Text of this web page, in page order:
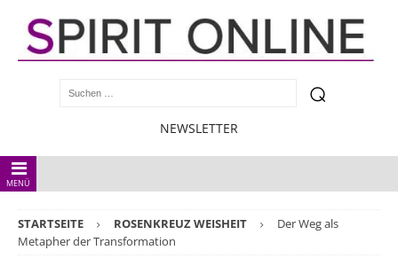
NEWSLETTER
MENÜ
STARTSEITE ROSENKREUZ WEISHEIT
Der Weg als
Metapher der Transformation